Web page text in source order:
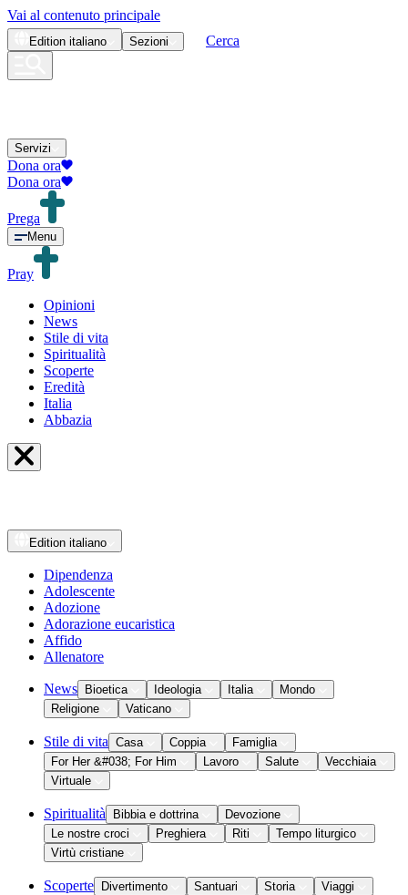
Vai al contenuto principale
Edition italiano Sezioni Cerca
Servizi
Dona ora
Dona ora
Prega
Menu
Pray
Opinioni
News
Stile di vita
Spiritualità
Scoperte
Eredità
Italia
Abbazia
Edition italiano
Dipendenza
Adolescente
Adozione
Adorazione eucaristica
Affido
Allenatore
News Bioetica Ideologia Italia
Mondo
Religione
Vaticano
Stile di vita Casa Coppia
Famiglia
For Her &#038; For Him
Lavoro Salute
Vecchiaia
Virtuale
Spiritualità Bibbia e dottrina
Devozione
Le nostre croci
Preghiera Riti
Tempo liturgico
Virtù cristiane
Scoperte Divertimento Santuari Storia Viaggi